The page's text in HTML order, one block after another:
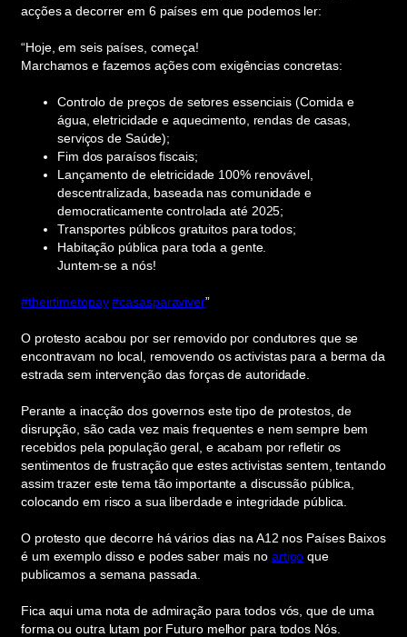
acções a decorrer em 6 países em que podemos ler:
“Hoje, em seis países, começa!
Marchamos e fazemos ações com exigências concretas:
Controlo de preços de setores essenciais (Comida e
água, eletricidade e aquecimento, rendas de casas,
serviços de Saúde);
Fim dos paraísos fiscais;
Lançamento de eletricidade 100% renovável,
descentralizada, baseada nas comunidade e
democraticamente controlada até 2025;
Transportes públicos gratuitos para todos;
Habitação pública para toda a gente.
Juntem-se a nós!
#theirtimetopay #casasparaviver”
O protesto acabou por ser removido por condutores que se
encontravam no local, removendo os activistas para a berma da
estrada sem intervenção das forças de autoridade.
Perante a inacção dos governos este tipo de protestos, de
disrupção, são cada vez mais frequentes e nem sempre bem
recebidos pela população geral, e acabam por refletir os
sentimentos de frustração que estes activistas sentem, tentando
assim trazer este tema tão importante a discussão pública,
colocando em risco a sua liberdade e integridade pública.
O protesto que decorre há vários dias na A12 nos Países Baixos
é um exemplo disso e podes saber mais no artigo que
publicamos a semana passada.
Fica aqui uma nota de admiração para todos vós, que de uma
forma ou outra lutam por Futuro melhor para todos Nós.